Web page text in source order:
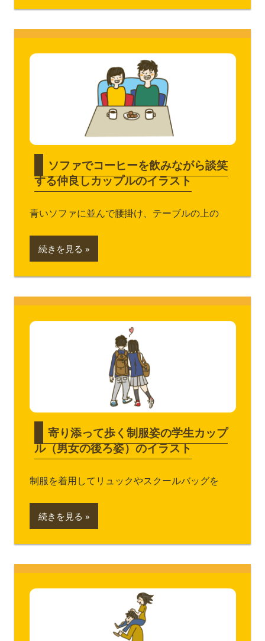
ソファでコーヒーを飲みながら談笑
する仲良しカップルのイラスト
青いソファに並んで腰掛け、テーブルの上の
続きを見る
寄り添って歩く制服姿の学生カップ
ル（男女の後ろ姿）のイラスト
制服を着用してリュックやスクールバッグを
続きを見る